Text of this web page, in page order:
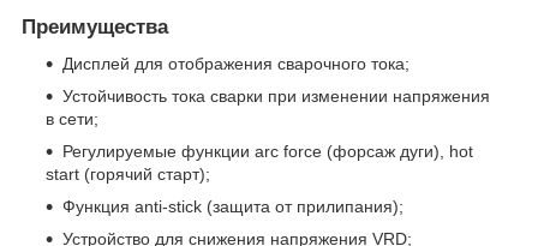
Преимущества
Дисплей для отображения сварочного тока;
Устойчивость тока сварки при изменении напряжения
в сети;
Регулируемые функции arc force (форсаж дуги), hot
start (горячий старт);
Функция anti-stick (защита от прилипания);
Устройство для снижения напряжения VRD;